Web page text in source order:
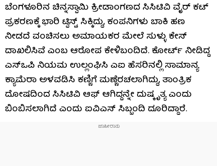
ಬೆಂಗಳೂರಿನ ಚಿನ್ನಸ್ವಾಮಿ ಕ್ರೀಡಾಂಗಣದ ಸಿಸಿಟಿವಿ ವೈರ್ ಕಟ್
ಪ್ರಕರಣಕ್ಕೆ ಭಾರಿ ಟ್ವಿಸ್ಟ್ ಸಿಕ್ಕಿದ್ದು, ಕಂಪನಿಗಳು ಬಾಕಿ ಹಣ
ನೀಡದೆ ವಂಚಿಸಲು ಅಮಾಯಕರ ಮೇಲೆ ಸುಳ್ಳು ಕೇಸ್
ದಾಖಲಿಸಿವೆ ಎಂಬ ಆರೋಪ ಕೇಳಿಬಂದಿದೆ. ಕೋರ್ಟ್ ನೀಡಿದ್ದ
ಎಸ್‌ಒಪಿ ನಿಯಮ ಉಲ್ಲಂಘಿಸಿ ಎಐ ಹೆಸರಿನಲ್ಲಿ ಸಾಮಾನ್ಯ
ಕ್ಯಾಮೆರಾ ಅಳವಡಿಸಿ ಕಣ್ಣಿಗೆ ಮಣ್ಣೆರಚಲಾಗಿದ್ದು, ತಾಂತ್ರಿಕ
ದೋಷದಿಂದ ಸಿಸಿಟಿವಿ ಆಫ್ ಆಗಿದ್ದನ್ನೇ ದುಷ್ಕೃತ್ಯ ಎಂದು
ಬಿಂಬಿಸಲಾಗಿದೆ ಎಂದು ಐವಿಎಸ್ ಸಿಬ್ಬಂದಿ ದೂರಿದ್ದಾರೆ.